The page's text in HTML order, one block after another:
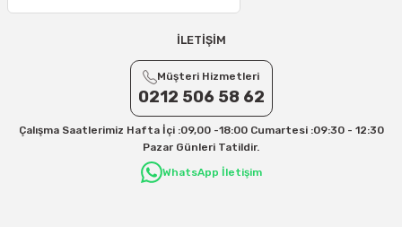
Yurtiçi Kargo için 30 Desi sonrası her +1 Desi: 13 TL
Aras Kargo için 30 Desi sonrası her +1 Desi: 17 TL
Kargo ve teslimat süreçleriyle ilgili tüm sorularınız için bizimle iletişime
31/12/2026 Tarihine Kadar Geçerlidir
İLETİŞİM
Müşteri Hizmetleri
0212 506 58 62
Çalışma Saatlerimiz Hafta İçi :09,00 -18:00 Cumartesi :09:30 - 12:30
Pazar Günleri Tatildir.
WhatsApp İletişim